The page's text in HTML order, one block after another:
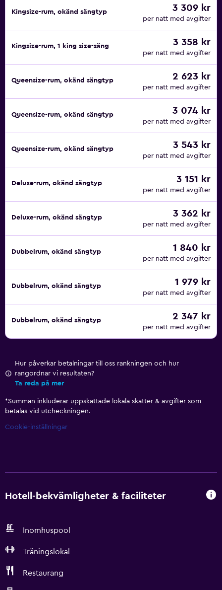
Kingsize-rum, okänd sängtyp 3 309 kr
per natt med avgifter
Kingsize-rum, 1 king size-säng 3 358 kr
per natt med avgifter
Queensize-rum, okänd sängtyp 2 623 kr
per natt med avgifter
Queensize-rum, okänd sängtyp 3 074 kr
per natt med avgifter
Queensize-rum, okänd sängtyp 3 543 kr
per natt med avgifter
Deluxe-rum, okänd sängtyp 3 151 kr
per natt med avgifter
Deluxe-rum, okänd sängtyp 3 362 kr
per natt med avgifter
Dubbelrum, okänd sängtyp 1 840 kr
per natt med avgifter
Dubbelrum, okänd sängtyp 1 979 kr
per natt med avgifter
Dubbelrum, okänd sängtyp 2 347 kr
per natt med avgifter
Hur påverkar betalningar till oss rankningen och hur
rangordnar vi resultaten?
Ta reda på mer
*Summan inkluderar uppskattade lokala skatter & avgifter som
betalas vid utcheckningen.
Cookie-inställningar
Hotell-bekvämligheter & faciliteter
Inomhuspool
Träningslokal
Restaurang